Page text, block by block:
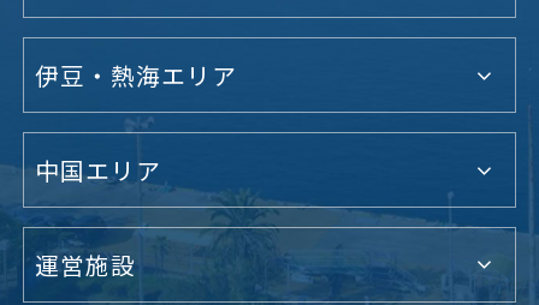
伊豆・熱海エリア
中国エリア
運営施設